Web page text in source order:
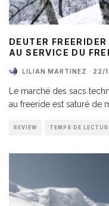
DEUTER
AU SERVICE DU
LILIAN MARTINEZ · 22/
Le marché des sacs
au freeride est saturé de
REVIEW TEMPS DE